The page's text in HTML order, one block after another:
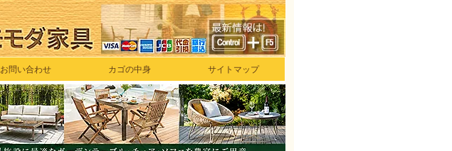
お問い合わせ カゴの中身 サイトマップ